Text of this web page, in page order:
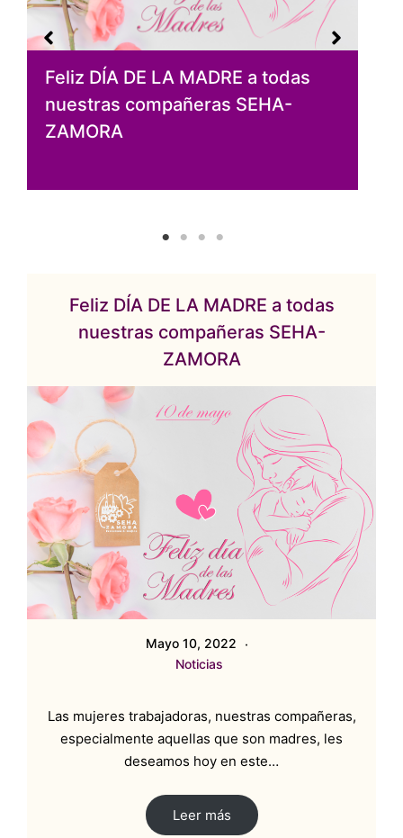
Feliz DÍA DE LA MADRE a todas
nuestras compañeras SEHA-
ZAMORA
Feliz DÍA DE LA MADRE a todas
nuestras compañeras SEHA-
ZAMORA
Mayo 10, 2022
Noticias
Las mujeres trabajadoras, nuestras compañeras,
especialmente aquellas que son madres, les
deseamos hoy en este…
Leer más